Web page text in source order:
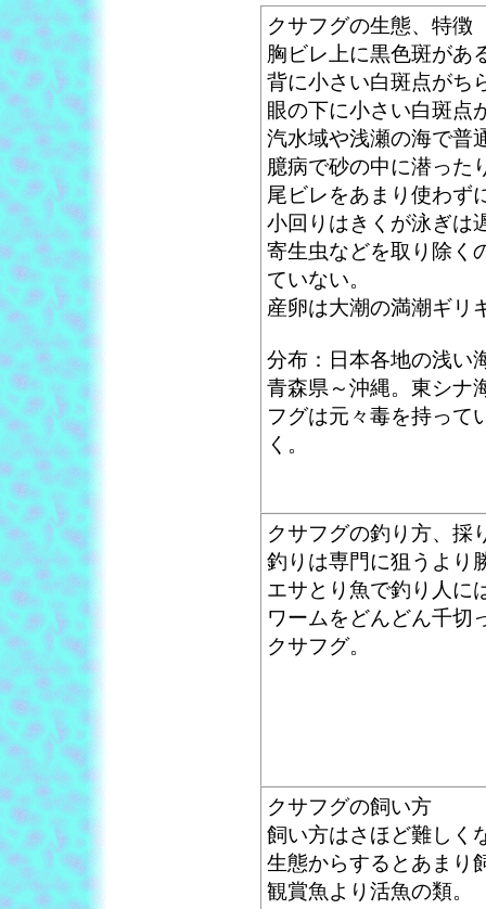
クサフグの生態、特徴
胸ビレ上に黒色斑があ
背に小さい白斑点がち
眼の下に小さい白斑点
汽水域や浅瀬の海で普
臆病で砂の中に潜った
尾ビレをあまり使わず
小回りはきくが泳ぎは
寄生虫などを取り除く
ていない。
産卵は大潮の満潮ギリ
分布：日本各地の浅い
青森県～沖縄。東シナ
フグは元々毒を持って
く。
クサフグの釣り方、採
釣りは専門に狙うより
エサとり魚で釣り人に
ワームをどんどん千切
クサフグ。
クサフグの飼い方
飼い方はさほど難しく
生態からするとあまり
観賞魚より活魚の類。